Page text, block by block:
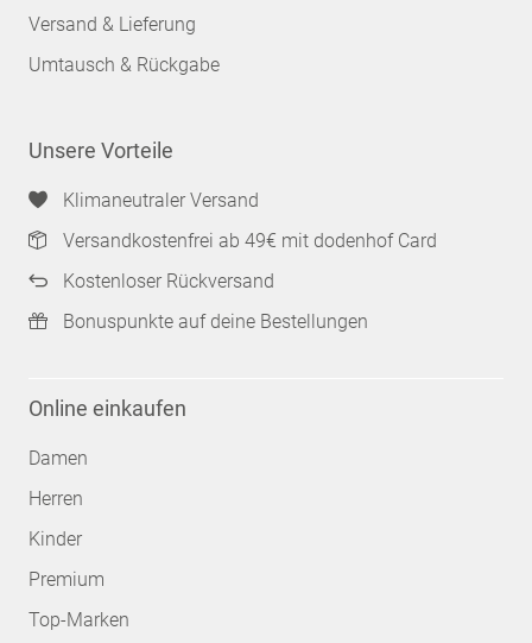
Versand & Lieferung
Umtausch & Rückgabe
Unsere Vorteile
Klimaneutraler Versand
Versandkostenfrei ab 49€ mit dodenhof Card
Kostenloser Rückversand
Bonuspunkte auf deine Bestellungen
Online einkaufen
Damen
Herren
Kinder
Premium
Top-Marken